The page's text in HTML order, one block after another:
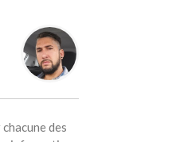
des